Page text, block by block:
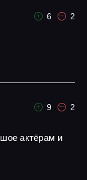
6 2
9 2
актёрам и